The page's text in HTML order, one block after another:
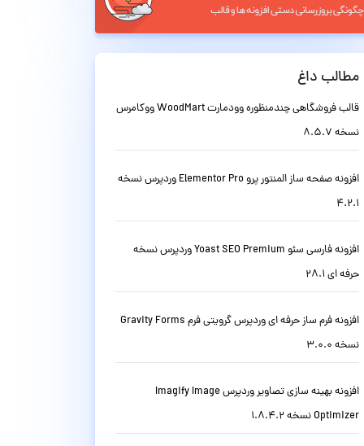
مطالب داغ
قالب فروشگاهی چندمنظوره وودمارت WoodMart ووکامرس
نسخه 8.5.7
افزونه صفحه ساز المنتور پرو Elementor Pro وردپرس نسخه
4.2.1
افزونه فارسی سئو Yoast SEO Premium وردپرس نسخه
حرفه ای 28.1
افزونه فرم ساز حرفه ای وردپرس گرویتی فرم Gravity Forms
نسخه 3.0.0
افزونه بهینه سازی تصاویر وردپرس Imagify Image
Optimizer نسخه 1.8.4.2